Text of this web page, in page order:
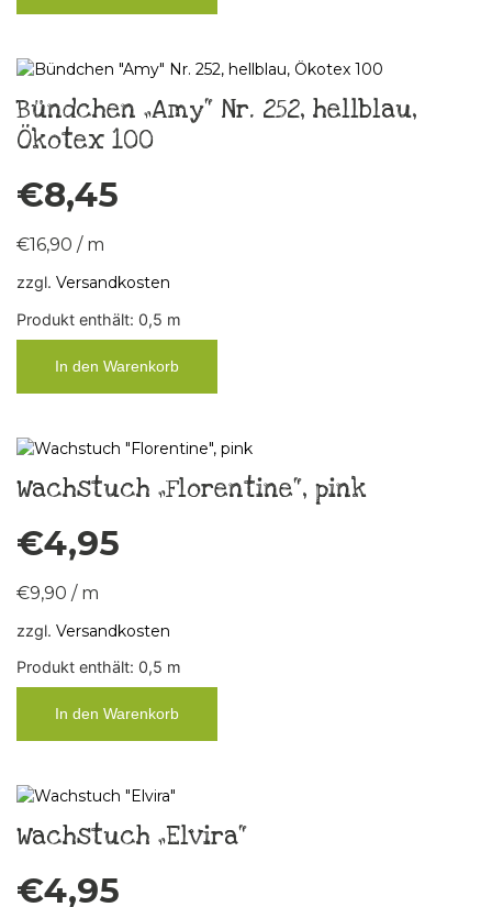
Bündchen „Amy“ Nr. 252, hellblau,
Ökotex 100
€8,45
€16,90 / m
zzgl. Versandkosten
Produkt enthält: 0,5 m
In den Warenkorb
Wachstuch „Florentine“, pink
€4,95
€9,90 / m
zzgl. Versandkosten
Produkt enthält: 0,5 m
In den Warenkorb
Wachstuch „Elvira“
€4,95